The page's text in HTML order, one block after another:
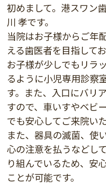
初めまして。港スワン
川 孝です。
当院はお子様からご年
える歯医者を目指してお
お子様が少しでもリラ
るように小児専用診察
す。また、入口にバリ
すので、車いすやベビ
でも安心してご来院い
また、器具の滅菌、使
心の注意を払うなどし
り組んでいるため、安
ことが可能です。